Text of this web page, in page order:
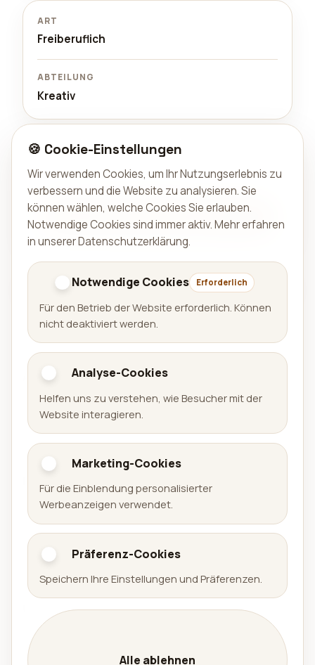
ART
Freiberuflich
ABTEILUNG
Kreativ
Interesse?
Schick uns eine kurze Vorstellung und einen Link zu
deinem Portfolio oder LinkedIn.
Per E-Mail bewerben
Zurück zu Karriere
Aralel GmbH
Offizielle Website der Aralel GmbH mit öffentlichem
Portfolio veröffentlichter Produkte und direkten
Links zu den jeweiligen Plattformen.
Portfolio
Spiele
Apps
Arena Sudoku
Availabell
Unternehmen
Unternehmen
Leistungen
🍪 Cookie-Einstellungen
Wir verwenden Cookies, um Ihr Nutzungserlebnis zu
verbessern und die Website zu analysieren. Sie
können wählen, welche Cookies Sie erlauben.
Notwendige Cookies sind immer aktiv.Mehr erfahren
in unserer Datenschutzerklärung.
Notwendige Cookies Erforderlich
Für den Betrieb der Website erforderlich. Können
nicht deaktiviert werden.
Analyse-Cookies
Helfen uns zu verstehen, wie Besucher mit der
Website interagieren.
Marketing-Cookies
Für die Einblendung personalisierter
Werbeanzeigen verwendet.
Präferenz-Cookies
Speichern Ihre Einstellungen und Präferenzen.
Alle ablehnen